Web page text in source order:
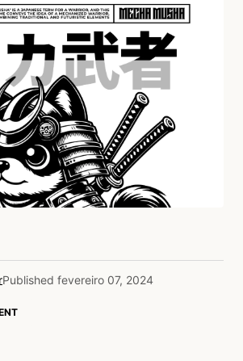
Published fevereiro 07, 2024